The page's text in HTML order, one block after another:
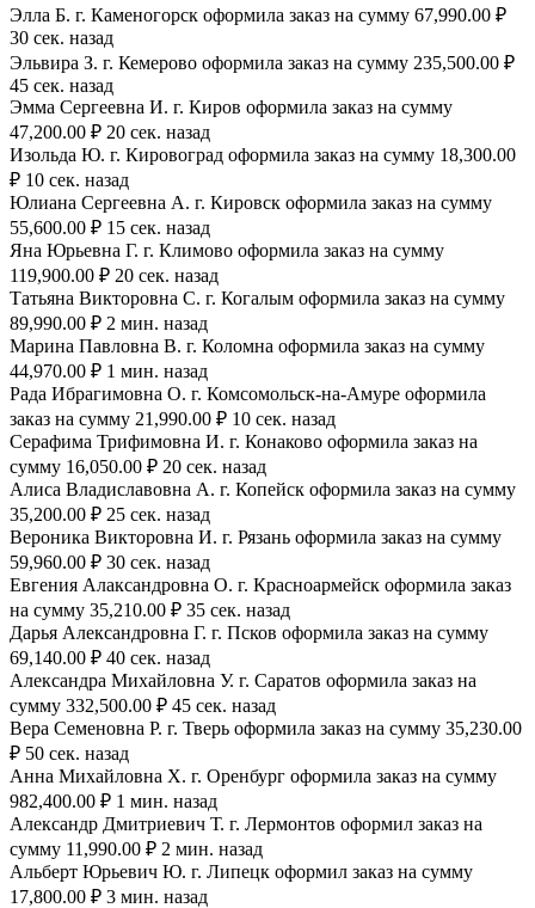
Элла Б. г. Каменогорск оформила заказ на сумму 67,990.00 ₽
30 сек. назад
Эльвира З. г. Кемерово оформила заказ на сумму 235,500.00 ₽
45 сек. назад
Эмма Сергеевна И. г. Киров оформила заказ на сумму
47,200.00 ₽ 20 сек. назад
Изольда Ю. г. Кировоград оформила заказ на сумму 18,300.00
₽ 10 сек. назад
Юлиана Сергеевна А. г. Кировск оформила заказ на сумму
55,600.00 ₽ 15 сек. назад
Яна Юрьевна Г. г. Климово оформила заказ на сумму
119,900.00 ₽ 20 сек. назад
Татьяна Викторовна С. г. Когалым оформила заказ на сумму
89,990.00 ₽ 2 мин. назад
Марина Павловна В. г. Коломна оформила заказ на сумму
44,970.00 ₽ 1 мин. назад
Рада Ибрагимовна О. г. Комсомольск-на-Амуре оформила
заказ на сумму 21,990.00 ₽ 10 сек. назад
Серафима Трифимовна И. г. Конаково оформила заказ на
сумму 16,050.00 ₽ 20 сек. назад
Алиса Владиславовна А. г. Копейск оформила заказ на сумму
35,200.00 ₽ 25 сек. назад
Вероника Викторовна И. г. Рязань оформила заказ на сумму
59,960.00 ₽ 30 сек. назад
Евгения Алаксандровна О. г. Красноармейск оформила заказ
на сумму 35,210.00 ₽ 35 сек. назад
Дарья Александровна Г. г. Псков оформила заказ на сумму
69,140.00 ₽ 40 сек. назад
Александра Михайловна У. г. Саратов оформила заказ на
сумму 332,500.00 ₽ 45 сек. назад
Вера Семеновна Р. г. Тверь оформила заказ на сумму 35,230.00
₽ 50 сек. назад
Анна Михайловна Х. г. Оренбург оформила заказ на сумму
982,400.00 ₽ 1 мин. назад
Александр Дмитриевич Т. г. Лермонтов оформил заказ на
сумму 11,990.00 ₽ 2 мин. назад
Альберт Юрьевич Ю. г. Липецк оформил заказ на сумму
17,800.00 ₽ 3 мин. назад